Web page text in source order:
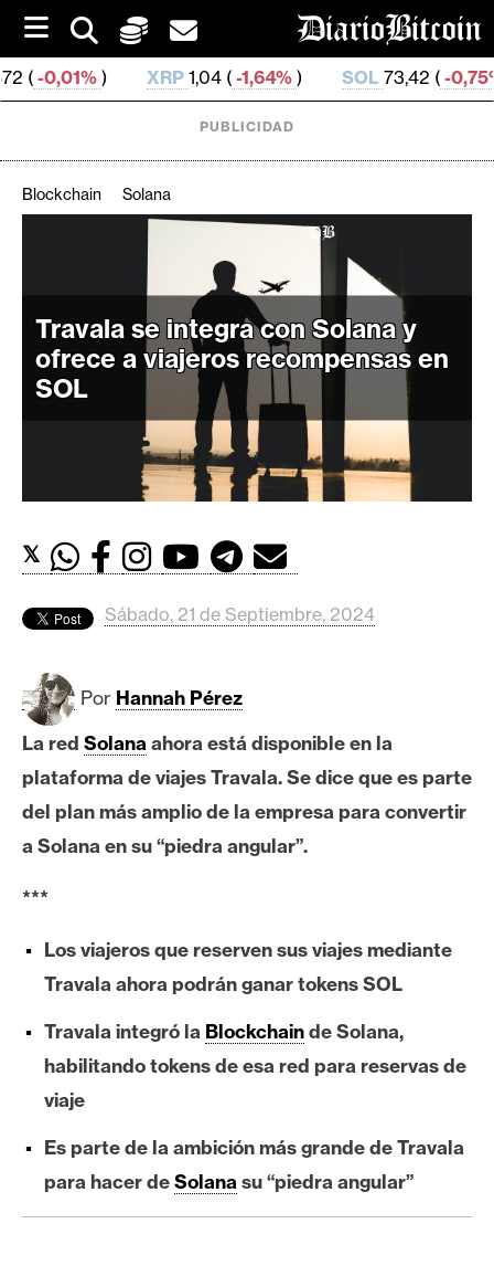
i
p
t
o
XRP1,04 ( -1,64%) SOL73,42 ( -0,75%) TRX
p
t
o
c
d
o
s
B
i
t
c
i
n
t
h
r
e
u
I
A
PUBLICIDAD
Blockchain Solana
Travala se integra con Solana y
ofrece a viajeros recompensas en
SOL
𝕏
Sábado, 21 de Septiembre, 2024
Por Hannah Pérez
La red Solana ahora está disponible en la
plataforma de viajes Travala. Se dice que es parte
del plan más amplio de la empresa para convertir
a Solana en su “piedra angular”.
***
Los viajeros que reserven sus viajes mediante
Travala ahora podrán ganar tokens SOL
Travala integró la Blockchainde Solana,
habilitando tokens de esa red para reservas de
viaje
Es parte de la ambición más grande de Travala
para hacer deSolana su “piedra angular”